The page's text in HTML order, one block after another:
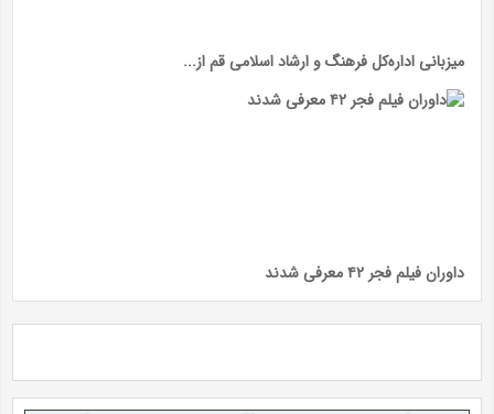
میزبانی اداره‌کل فرهنگ و ارشاد اسلامی قم از...
داوران فیلم فجر ۴۲ معرفی شدند